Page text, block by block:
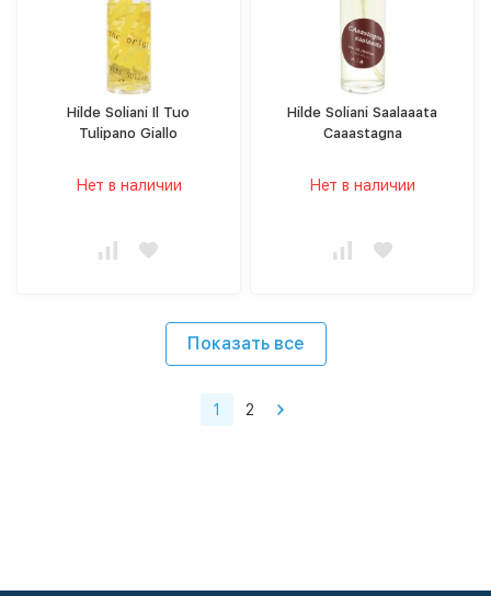
Hilde Soliani Il Tuo
Tulipano Giallo
Нет в наличии
Hilde Soliani Saalaaata
Caaastagna
Нет в наличии
Показать все
1 2